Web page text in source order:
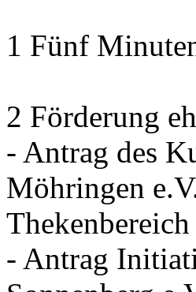
1 Fünf
2 Förderung
- Antrag des
Möhringen
Thekenbereich
- Antrag